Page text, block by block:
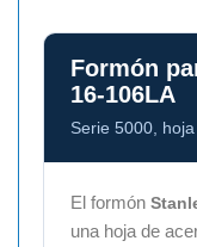
Formón
16-106LA
Serie 5000,
El formón
una hoja de